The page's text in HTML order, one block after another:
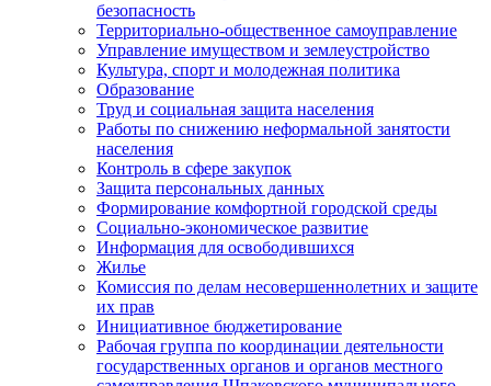
безопасность
Территориально-общественное самоуправление
Управление имуществом и землеустройство
Культура, спорт и молодежная политика
Образование
Труд и социальная защита населения
Работы по снижению неформальной занятости
населения
Контроль в сфере закупок
Защита персональных данных
Формирование комфортной городской среды
Социально-экономическое развитие
Информация для освободившихся
Жилье
Комиссия по делам несовершеннолетних и защите
их прав
Инициативное бюджетирование
Рабочая группа по координации деятельности
государственных органов и органов местного